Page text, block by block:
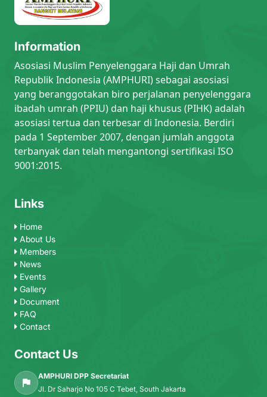
Information
Asosiasi Muslim Penyelenggara Haji dan Umrah
Republik Indonesia (AMPHURI) sebagai asosiasi
yang beranggotakan biro perjalanan penyelenggara
ibadah umrah (PPIU) dan haji khusus (PIHK) adalah
asosiasi tertua dan terbesar di Indonesia. Berdiri
pada 1 September 2007, dengan jumlah anggota
terbanyak dan telah mengantongi sertifikasi ISO
9001:2015.
Links
Home
About Us
Members
News
Events
Gallery
Document
FAQ
Contact
Contact Us
AMPHURI DPP Secretariat
Jl. Dr Saharjo No 105 C Tebet, South Jakarta